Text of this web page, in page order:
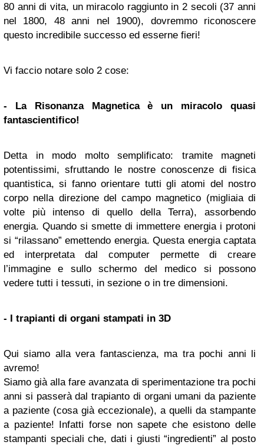
80 anni di vita, un miracolo raggiunto in 2 secoli (37 anni
nel 1800, 48 anni nel 1900), dovremmo riconoscere
questo incredibile successo ed esserne fieri!
Vi faccio notare solo 2 cose:
- La Risonanza Magnetica è un miracolo quasi
fantascientifico!
Detta in modo molto semplificato: tramite magneti
potentissimi, sfruttando le nostre conoscenze di fisica
quantistica, si fanno orientare tutti gli atomi del nostro
corpo nella direzione del campo magnetico (migliaia di
volte più intenso di quello della Terra), assorbendo
energia. Quando si smette di immettere energia i protoni
si “rilassano” emettendo energia. Questa energia captata
ed interpretata dal computer permette di creare
l’immagine e sullo schermo del medico si possono
vedere tutti i tessuti, in sezione o in tre dimensioni.
- I trapianti di organi stampati in 3D
Qui siamo alla vera fantascienza, ma tra pochi anni li
avremo!
Siamo già alla fare avanzata di sperimentazione tra pochi
anni si passerà dal trapianto di organi umani da paziente
a paziente (cosa già eccezionale), a quelli da stampante
a paziente! Infatti forse non sapete che esistono delle
stampanti speciali che, dati i giusti “ingredienti” al posto